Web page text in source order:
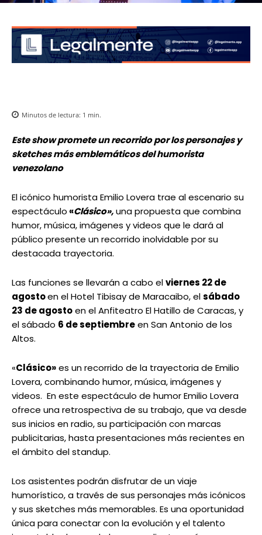
Minutos de lectura: 1 min.
Este show promete un recorrido por los personajes y
sketches más emblemáticos del humorista
venezolano
El icónico humorista Emilio Lovera trae al escenario su
espectáculo«Clásico»,una propuesta que combina
humor, música, imágenes y videos que le dará al
público presente un recorrido inolvidable por su
destacada trayectoria.
Las funciones se llevarán a cabo elviernes 22 de
agostoen el Hotel Tibisay de Maracaibo, elsábado
23 de agostoen el Anfiteatro El Hatillo de Caracas, y
el sábado 6 de septiembreen San Antonio de los
Altos.
«Clásico»es un recorrido de la trayectoria de Emilio
Lovera, combinando humor, música, imágenes y
videos. En este espectáculo de humor Emilio Lovera
ofrece una retrospectiva de su trabajo, que va desde
sus inicios en radio, su participación con marcas
publicitarias, hasta presentaciones más recientes en
el ámbito del standup.
Los asistentes podrán disfrutar de un viaje
humorístico, a través de sus personajes más icónicos
y sus sketches más memorables. Es una oportunidad
única para conectar con la evolución y el talento